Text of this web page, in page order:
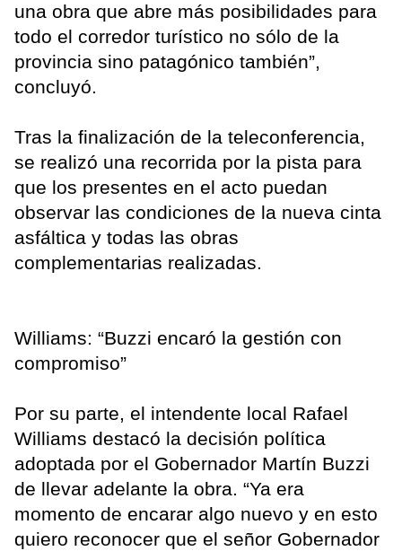
una obra que abre más posibilidades para
todo el corredor turístico no sólo de la
provincia sino patagónico también”,
concluyó.
Tras la finalización de la teleconferencia,
se realizó una recorrida por la pista para
que los presentes en el acto puedan
observar las condiciones de la nueva cinta
asfáltica y todas las obras
complementarias realizadas.
Williams: “Buzzi encaró la gestión con
compromiso”
Por su parte, el intendente local Rafael
Williams destacó la decisión política
adoptada por el Gobernador Martín Buzzi
de llevar adelante la obra. “Ya era
momento de encarar algo nuevo y en esto
quiero reconocer que el señor Gobernador